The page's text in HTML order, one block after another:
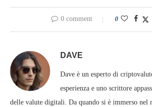
0 comment 0
DAVE
Dave è un esperto di
esperienza e uno scrittore
delle valute digitali. Da quando si è immerso nel